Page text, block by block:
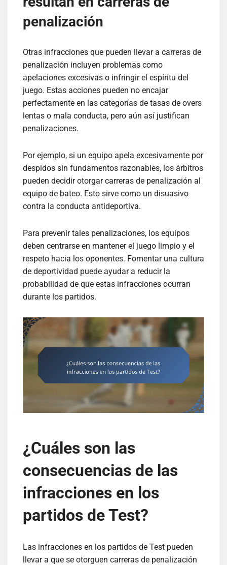
penalización
Otras infracciones que pueden llevar a carreras de
penalización incluyen problemas como
apelaciones excesivas o infringir el espíritu del
juego. Estas acciones pueden no encajar
perfectamente en las categorías de tasas de overs
lentas o mala conducta, pero aún así justifican
penalizaciones.
Por ejemplo, si un equipo apela excesivamente por
despidos sin fundamentos razonables, los árbitros
pueden decidir otorgar carreras de penalización al
equipo de bateo. Esto sirve como un disuasivo
contra la conducta antideportiva.
Para prevenir tales penalizaciones, los equipos
deben centrarse en mantener el juego limpio y el
respeto hacia los oponentes. Fomentar una cultura
de deportividad puede ayudar a reducir la
probabilidad de que estas infracciones ocurran
durante los partidos.
¿Cuáles son las
consecuencias de las
infracciones en los
partidos de Test?
Las infracciones en los partidos de Test pueden
llevar a que se otorguen carreras de penalización